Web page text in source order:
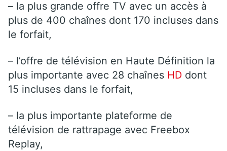
– la plus grande offre TV avec un accès à
plus de 400 chaînes dont 170 incluses dans
le forfait,
– l’offre de télévision en Haute Définition la
plus importante avec 28 chaînes HD dont
15 incluses dans le forfait,
– la plus importante plateforme de
télévision de rattrapage avec Freebox
Replay,